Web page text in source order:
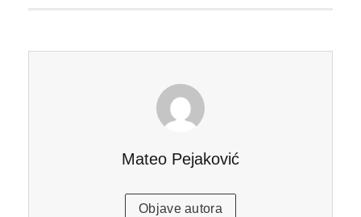
Mateo Pejaković
Objave autora